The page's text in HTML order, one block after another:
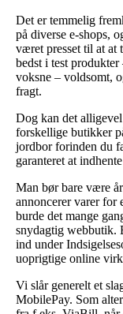
Det er temmelig
på diverse e-shops,
været presset til at at
bedst i test
voksne – voldsomt,
fragt.
Dog kan det
forskellige butikker
jordbor forinden du
garanteret at
Man bør bare være
annoncerer varer for
burde det mange
snydagtig webbutik.
ind under
uoprigtige online
Vi slår generelt et
MobilePay. Som